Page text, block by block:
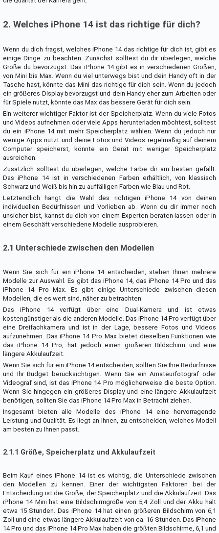
2. Welches iPhone 14 ist das richtige für dich?
Wenn du dich fragst, welches iPhone 14 das richtige für dich ist, gibt es
einige Dinge zu beachten. Zunächst solltest du dir überlegen, welche
Größe du bevorzugst. Das iPhone 14 gibt es in verschiedenen Größen,
von Mini bis Max. Wenn du viel unterwegs bist und dein Handy oft in der
Tasche hast, könnte das Mini das richtige für dich sein. Wenn du jedoch
ein größeres Display bevorzugst und dein Handy eher zum Arbeiten oder
für Spiele nutzt, könnte das Max das bessere Gerät für dich sein.
Ein weiterer wichtiger Faktor ist der Speicherplatz. Wenn du viele Fotos
und Videos aufnehmen oder viele Apps herunterladen möchtest, solltest
du ein iPhone 14 mit mehr Speicherplatz wählen. Wenn du jedoch nur
wenige Apps nutzt und deine Fotos und Videos regelmäßig auf deinem
Computer speicherst, könnte ein Gerät mit weniger Speicherplatz
ausreichen.
Zusätzlich solltest du überlegen, welche Farbe dir am besten gefällt.
Das iPhone 14 ist in verschiedenen Farben erhältlich, von klassisch
Schwarz und Weiß bis hin zu auffälligen Farben wie Blau und Rot.
Letztendlich hängt die Wahl des richtigen iPhone 14 von deinen
individuellen Bedürfnissen und Vorlieben ab. Wenn du dir immer noch
unsicher bist, kannst du dich von einem Experten beraten lassen oder in
einem Geschäft verschiedene Modelle ausprobieren.
2.1 Unterschiede zwischen den Modellen
Wenn Sie sich für ein iPhone 14 entscheiden, stehen Ihnen mehrere
Modelle zur Auswahl. Es gibt das iPhone 14, das iPhone 14 Pro und das
iPhone 14 Pro Max. Es gibt einige Unterschiede zwischen diesen
Modellen, die es wert sind, näher zu betrachten.
Das iPhone 14 verfügt über eine Dual-Kamera und ist etwas
kostengünstiger als die anderen Modelle. Das iPhone 14 Pro verfügt über
eine Dreifachkamera und ist in der Lage, bessere Fotos und Videos
aufzunehmen. Das iPhone 14 Pro Max bietet dieselben Funktionen wie
das iPhone 14 Pro, hat jedoch einen größeren Bildschirm und eine
längere Akkulaufzeit.
Wenn Sie sich für ein iPhone 14 entscheiden, sollten Sie Ihre Bedürfnisse
und Ihr Budget berücksichtigen. Wenn Sie ein Amateurfotograf oder
Videograf sind, ist das iPhone 14 Pro möglicherweise die beste Option.
Wenn Sie hingegen ein größeres Display und eine längere Akkulaufzeit
benötigen, sollten Sie das iPhone 14 Pro Max in Betracht ziehen.
Insgesamt bieten alle Modelle des iPhone 14 eine hervorragende
Leistung und Qualität. Es liegt an Ihnen, zu entscheiden, welches Modell
am besten zu Ihnen passt.
2.1.1 Größe, Speicherplatz und Akkulaufzeit
Beim Kauf eines iPhone 14 ist es wichtig, die Unterschiede zwischen
den Modellen zu kennen. Einer der wichtigsten Faktoren bei der
Entscheidung ist die Größe, der Speicherplatz und die Akkulaufzeit. Das
iPhone 14 Mini hat eine Bildschirmgröße von 5,4 Zoll und der Akku hält
etwa 15 Stunden. Das iPhone 14 hat einen größeren Bildschirm von 6,1
Zoll und eine etwas längere Akkulaufzeit von ca. 16 Stunden. Das iPhone
14 Pro und das iPhone 14 Pro Max haben die größten Bildschirme, 6,1 und